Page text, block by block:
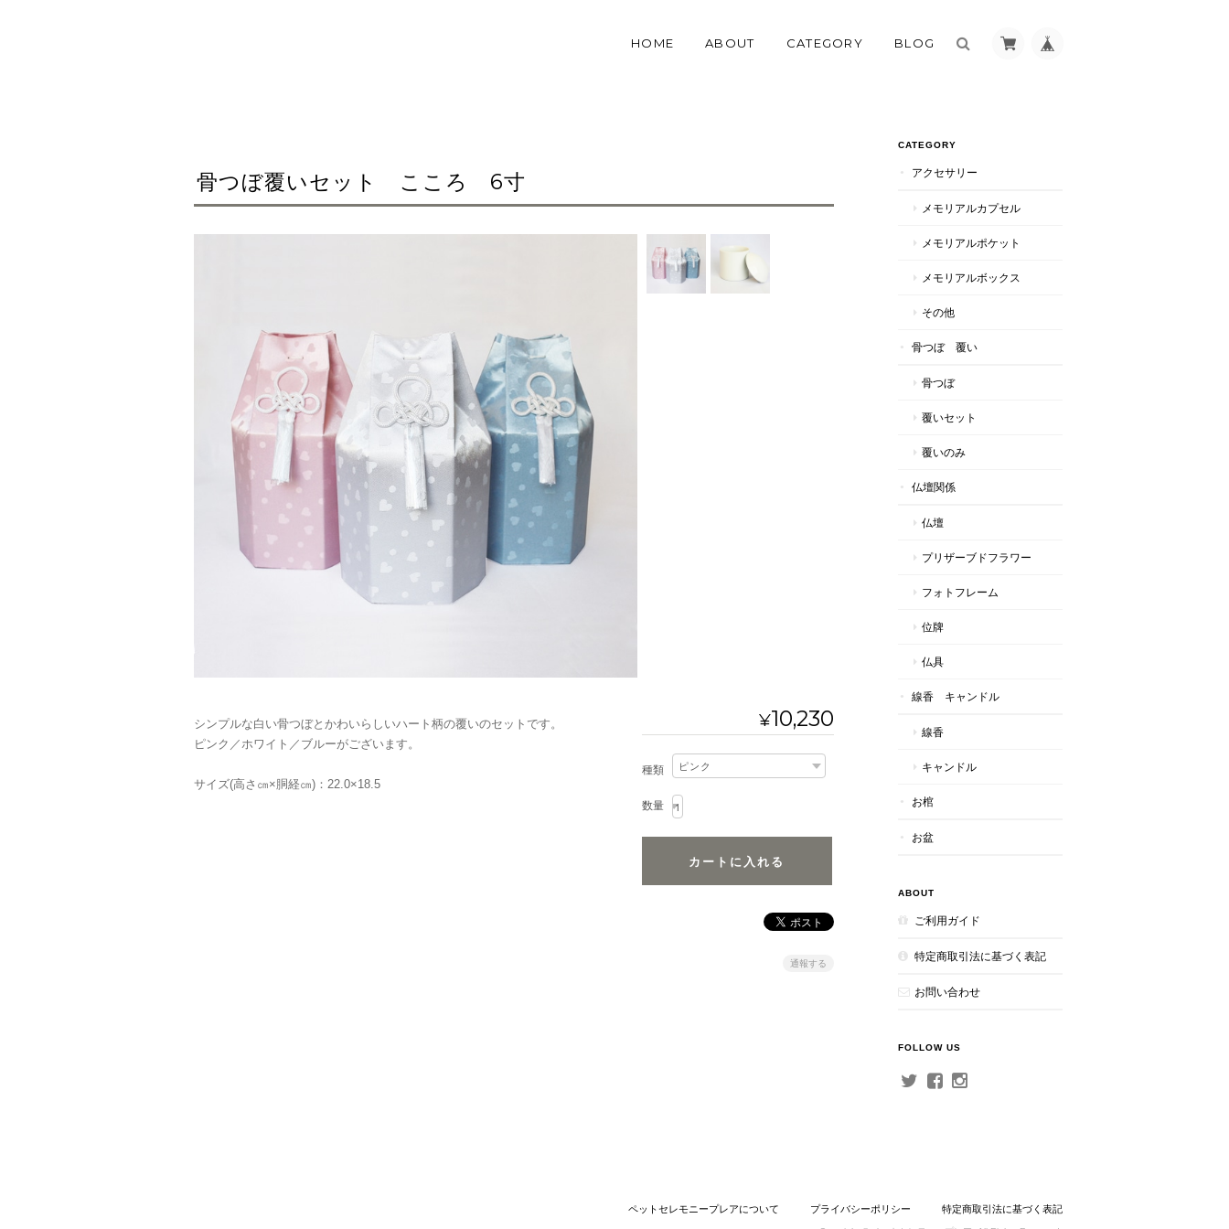
HOME ABOUT CATEGORY BLOG
骨つぼ覆いセット こころ 6寸
シンプルな白い骨つぼとかわいらしいハート柄の覆いのセットです。
ピンク／ホワイト／ブルーがございます。
サイズ(高さ㎝×胴経㎝)：22.0×18.5
¥10,230
種類
数量
通報する
CATEGORY
アクセサリー
メモリアルカプセル
メモリアルポケット
メモリアルボックス
その他
骨つぼ 覆い
骨つぼ
覆いセット
覆いのみ
仏壇関係
仏壇
プリザーブドフラワー
フォトフレーム
位牌
仏具
線香 キャンドル
線香
キャンドル
お棺
お盆
ABOUT
ご利用ガイド
特定商取引法に基づく表記
お問い合わせ
FOLLOW US
ペットセレモニープレアについて プライバシーポリシー 特定商取引法に基づく表記